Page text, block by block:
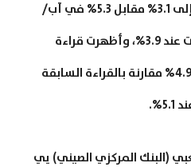
الإنتاج الصناعي تباطؤ النمو إلى 3.1% مقابل 5.3% في آب/
أغسطس، أسوء من التوقعات عند 3.9%، وأظهرت قراءة
معدلات البطالة انخفاضاً إلى 4.9% مقارنة بالقراءة السابقة
(البنك المركزي الصيني) يي